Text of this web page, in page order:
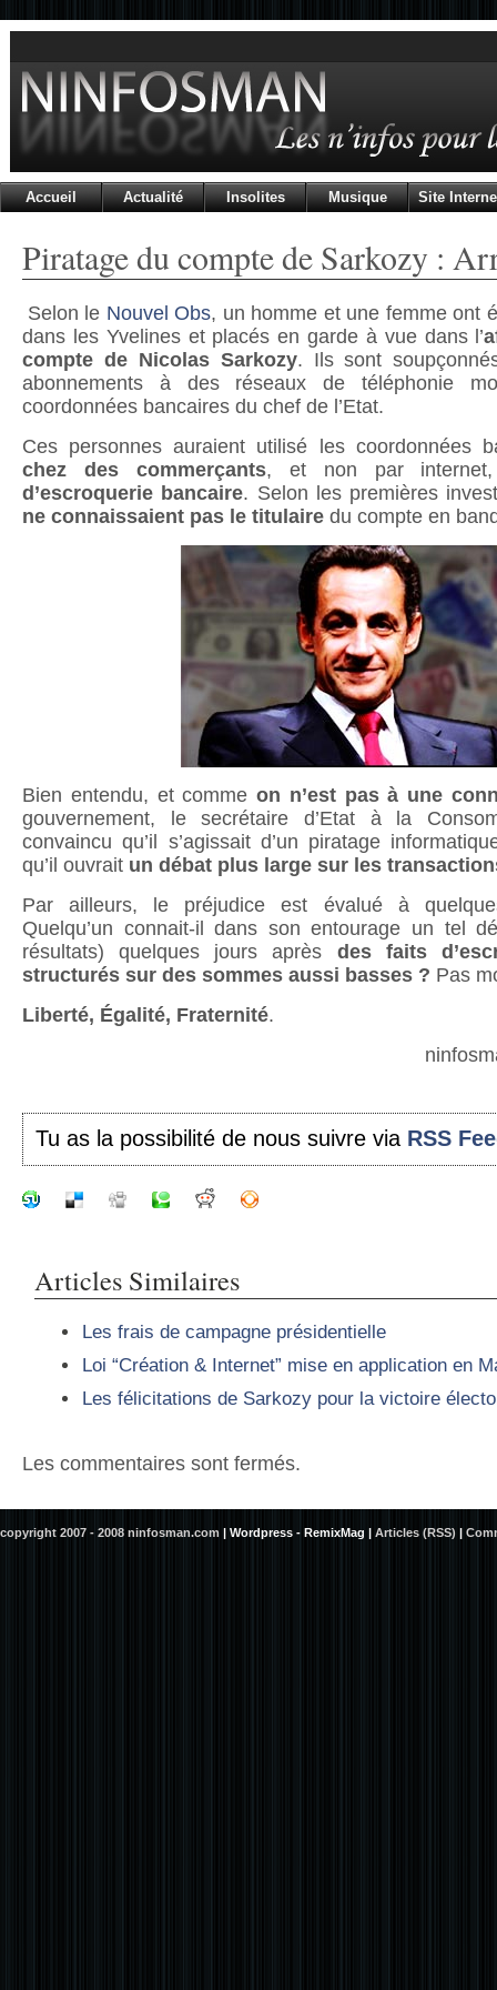
Accueil Actualité Insolites Musique Site
Piratage du compte de Sarkozy :
Selon le Nouvel Obs, un homme et une femme ont
dans les Yvelines et placés en garde à vue dans l’
compte de Nicolas Sarkozy. Ils sont
abonnements à des réseaux de téléphonie
coordonnées bancaires du chef de l’Etat.
Ces personnes auraient utilisé les coordonnées
chez des commerçants, et non par
d’escroquerie bancaire. Selon les premières
ne connaissaient pas le titulaire du compte en
Bien entendu, et commeon n’est pas à une
gouvernement, le secrétaire d’Etat à la
convaincu qu’il s’agissait d’un piratage
qu’il ouvrait un débat plus large sur les
Par ailleurs, le préjudice est évalué à
Quelqu’un connait-il dans son entourage un tel
résultats) quelques jours après des faits
structurés sur des sommes aussi basses ? Pas
Liberté, Égalité, Fraternité.
Tu as la possibilité de nous suivre via RSS
Articles Similaires
Les frais de campagne présidentielle
Loi “Création & Internet” mise en application en
Les félicitations de Sarkozy pour la victoire
Les commentaires sont fermés.
copyright 2007 - 2008 ninfosman.com | Wordpress - RemixMag | Articles (RSS) |